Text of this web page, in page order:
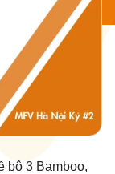
bộ 3 Bamboo,